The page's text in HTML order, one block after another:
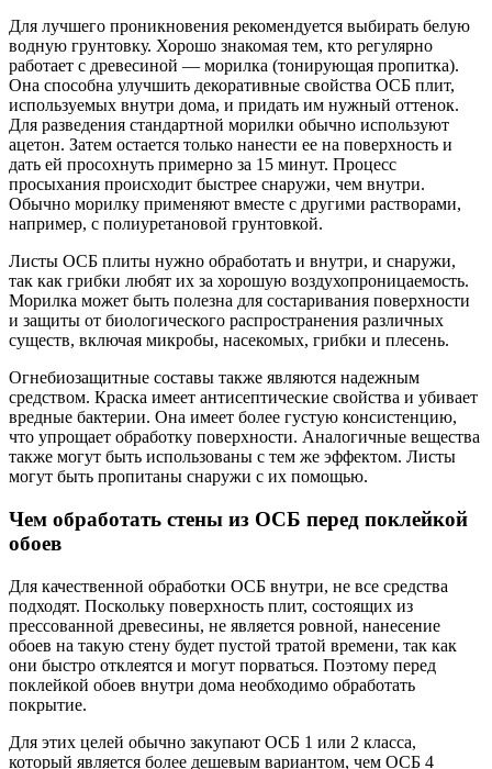
Для лучшего проникновения рекомендуется выбирать белую
водную грунтовку. Хорошо знакомая тем, кто регулярно
работает с древесиной — морилка (тонирующая пропитка).
Она способна улучшить декоративные свойства ОСБ плит,
используемых внутри дома, и придать им нужный оттенок.
Для разведения стандартной морилки обычно используют
ацетон. Затем остается только нанести ее на поверхность и
дать ей просохнуть примерно за 15 минут. Процесс
просыхания происходит быстрее снаружи, чем внутри.
Обычно морилку применяют вместе с другими растворами,
например, с полиуретановой грунтовкой.
Листы ОСБ плиты нужно обработать и внутри, и снаружи,
так как грибки любят их за хорошую воздухопроницаемость.
Морилка может быть полезна для состаривания поверхности
и защиты от биологического распространения различных
существ, включая микробы, насекомых, грибки и плесень.
Огнебиозащитные составы также являются надежным
средством. Краска имеет антисептические свойства и убивает
вредные бактерии. Она имеет более густую консистенцию,
что упрощает обработку поверхности. Аналогичные вещества
также могут быть использованы с тем же эффектом. Листы
могут быть пропитаны снаружи с их помощью.
Чем обработать стены из ОСБ перед поклейкой
обоев
Для качественной обработки ОСБ внутри, не все средства
подходят. Поскольку поверхность плит, состоящих из
прессованной древесины, не является ровной, нанесение
обоев на такую стену будет пустой тратой времени, так как
они быстро отклеятся и могут порваться. Поэтому перед
поклейкой обоев внутри дома необходимо обработать
покрытие.
Для этих целей обычно закупают ОСБ 1 или 2 класса,
который является более дешевым вариантом, чем ОСБ 4